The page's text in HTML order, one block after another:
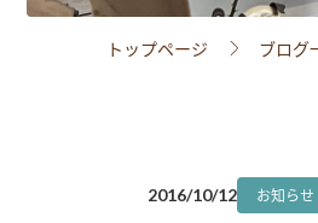
採用情報
トップページ ブログ
2016/10/12 お知らせ